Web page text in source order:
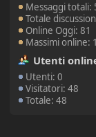
Messaggi totali:
Totale
Online Oggi: 81
Massimi online:
Utenti
Utenti: 0
Visitatori: 48
Totale: 48